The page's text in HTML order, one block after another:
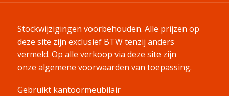
Stockwijzigingen voorbehouden. Alle prijzen op
deze site zijn exclusief BTW tenzij anders
vermeld. Op alle verkoop via deze site zijn
onze algemene voorwaarden van toepassing.
Gebruikt kantoormeubilair